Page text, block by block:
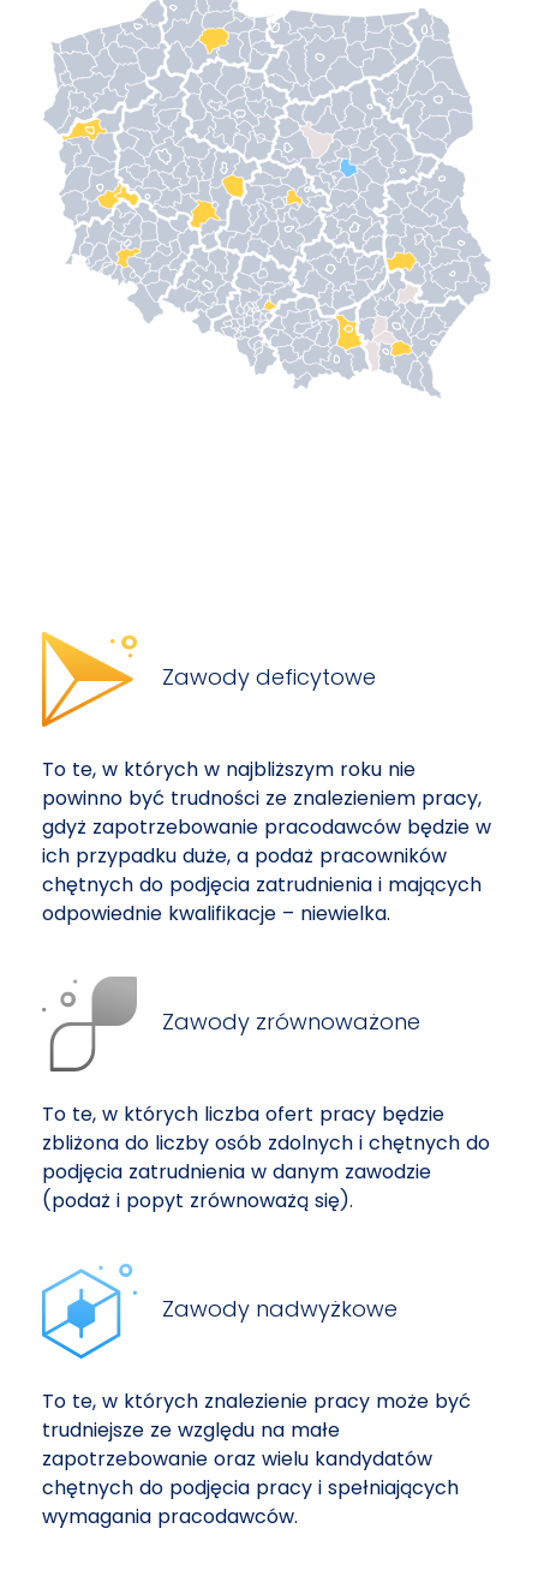
Zawody deficytowe
To te, w których w najbliższym roku nie
powinno być trudności ze znalezieniem pracy,
gdyż zapotrzebowanie pracodawców będzie w
ich przypadku duże, a podaż pracowników
chętnych do podjęcia zatrudnienia i mających
odpowiednie kwalifikacje – niewielka.
Zawody zrównoważone
To te, w których liczba ofert pracy będzie
zbliżona do liczby osób zdolnych i chętnych do
podjęcia zatrudnienia w danym zawodzie
(podaż i popyt zrównoważą się).
Zawody nadwyżkowe
To te, w których znalezienie pracy może być
trudniejsze ze względu na małe
zapotrzebowanie oraz wielu kandydatów
chętnych do podjęcia pracy i spełniających
wymagania pracodawców.